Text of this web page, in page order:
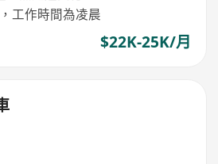
工作時間為凌晨
$22K-25K/月